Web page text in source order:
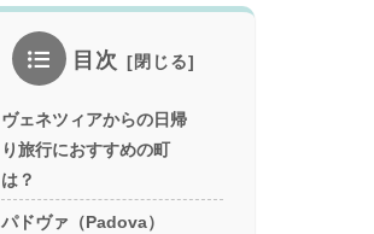
目次
ヴェネツィアからの日帰
り旅行におすすめの町
は？
パドヴァ（Padova）